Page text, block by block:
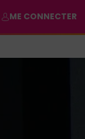
ME CONNECTER